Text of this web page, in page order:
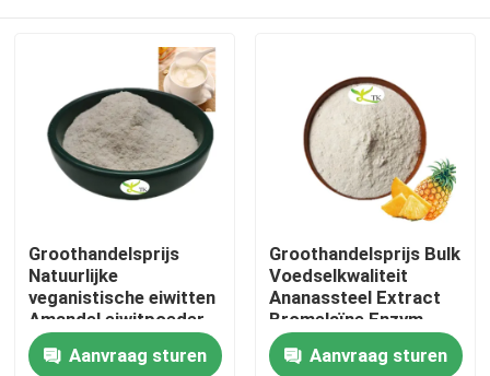
Thuis
Groothandelsprijs
Natuurlijke
veganistische eiwitten
Amandel eiwitpoeder
40% 50% 60%
Aanvraag sturen
Groothandelsprijs Bulk
Voedselkwaliteit
Ananassteel Extract
Bromelaïne Enzym
Poeder 1200/2400
GDU Aanvraag sturen